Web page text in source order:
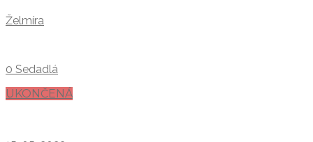
Želmíra
0 Sedadlá
UKONČENÁ